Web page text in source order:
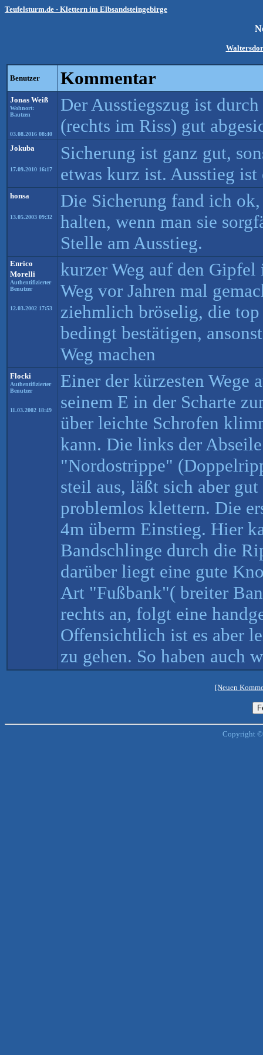
Teufelsturm.de - Klettern im Elbsandsteingebirge
Benutzer Kommentar
Jonas Weiß
Wohnort:
Bautzen
03.08.2016 08:40
Der Ausstiegszug ist
(rechts im Riss) gut
Jokuba
17.09.2010 16:17
Sicherung ist ganz gut,
etwas kurz ist. Ausstieg
honsa
13.05.2003 09:32
Die Sicherung fand ich
halten, wenn man sie
Stelle am Ausstieg.
Enrico
Morelli
Authentifizierter
Benutzer
12.03.2002 17:53
kurzer Weg auf den
Weg vor Jahren mal
ziehmlich bröselig, die
bedingt bestätigen,
Weg machen
Flocki
Authentifizierter
Benutzer
11.03.2002 18:49
Einer der kürzesten Wege
seinem E in der Scharte
über leichte Schrofen
kann. Die links der
"Nordostrippe"
steil aus, läßt sich aber
problemlos klettern. Die
4m überm Einstieg. Hier
Bandschlinge durch die
darüber liegt eine gute
Art "Fußbank"( breiter
rechts an, folgt eine
Offensichtlich ist es aber
zu gehen. So haben auch
[Neuen
Copyright ©